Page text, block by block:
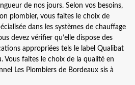
de nos jours. Selon vos besoins,
plombier, vous faites le choix de
dans les systèmes de chauffage
devez vérifier qu’elle dispose des
appropriées tels le label Qualibat
Vous faites le choix de la qualité en
Les Plombiers de Bordeaux sis à